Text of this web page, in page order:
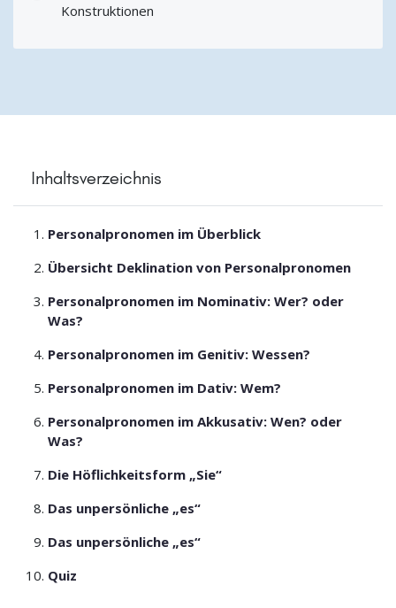
Konstruktionen
Inhaltsverzeichnis
Personalpronomen im Überblick
Übersicht Deklination von Personalpronomen
Personalpronomen im Nominativ: Wer? oder
Was?
Personalpronomen im Genitiv: Wessen?
Personalpronomen im Dativ: Wem?
Personalpronomen im Akkusativ: Wen? oder
Was?
Die Höflichkeitsform „Sie“
Das unpersönliche „es“
Das unpersönliche „es“
Quiz